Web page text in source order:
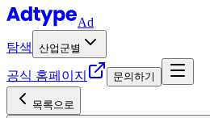
Ad
탐색
산업군별
공식 홈페이지 문의하기
목록으로